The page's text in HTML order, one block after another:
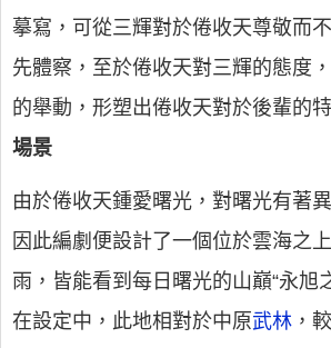
摹寫，可從三輝對於倦收天尊敬而
先體察，至於倦收天對三輝的態度
的舉動，形塑出倦收天對於後輩的
場景
由於倦收天鍾愛曙光，對曙光有著
因此編劇便設計了一個位於雲海之
雨，皆能看到每日曙光的山巔“永旭
在設定中，此地相對於中原武林 ，